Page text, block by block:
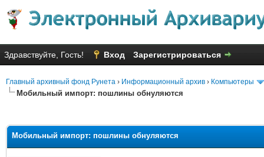
Здравствуйте, Гость! Вход Зарегистрироваться
Главный архивный фонд Рунета › Информационный архив › Компьютеры
Мобильный импорт: пошлины обнуляются
Мобильный импорт: пошлины обнуляются